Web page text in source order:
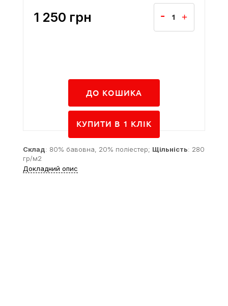
1 250 грн
ДО КОШИКА
КУПИТИ В 1 КЛIК
Склад: 80% бавовна, 20% поліестер; Щільність: 280
гр/м2
Докладний опис